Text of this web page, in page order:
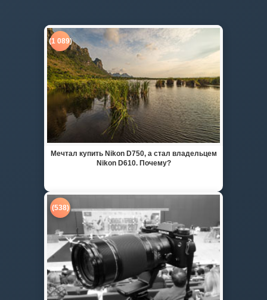
(1 089)
Мечтал купить Nikon D750, а стал владельцем
Nikon D610. Почему?
(538)